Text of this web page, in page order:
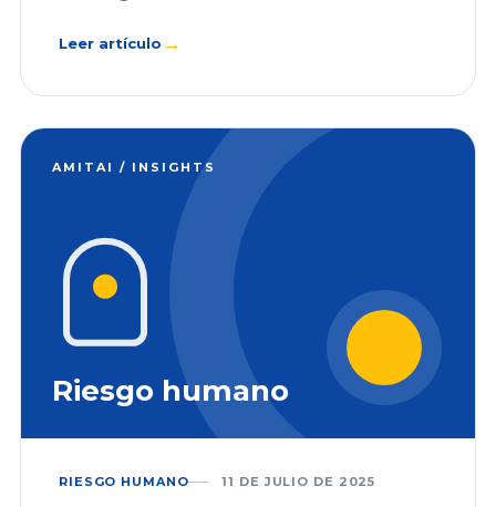
Leer artículo →
AMITAI / INSIGHTS
Riesgo humano
RIESGO HUMANO 11 DE JULIO DE 2025